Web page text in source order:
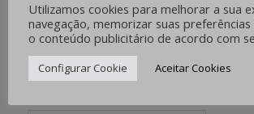
Want to join the discussion?
Feel free to contribute!
Nome
Utilizamos cookies para melhorar a sua
navegação, memorizar suas
o conteúdo publicitário de acordo com
Configurar Cookie Aceitar Cookies